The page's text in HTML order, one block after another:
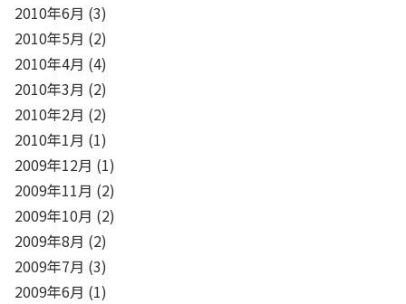
2010年6月 (3)
2010年5月 (2)
2010年4月 (4)
2010年3月 (2)
2010年2月 (2)
2010年1月 (1)
2009年12月 (1)
2009年11月 (2)
2009年10月 (2)
2009年8月 (2)
2009年7月 (3)
2009年6月 (1)